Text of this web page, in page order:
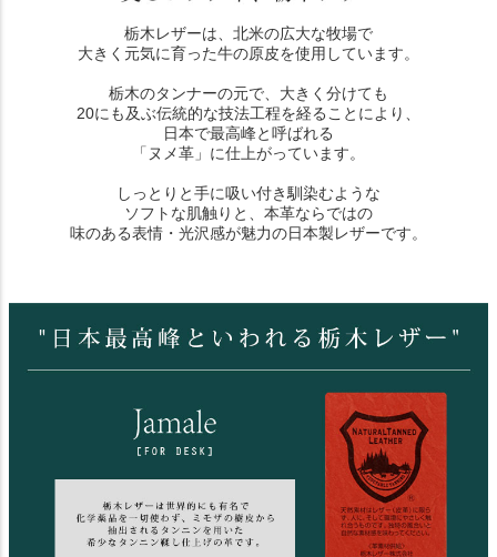
栃木レザーは、北米の広大な牧場で
大きく元気に育った牛の原皮を使用しています。
栃木のタンナーの元で、大きく分けても
20にも及ぶ伝統的な技法工程を経ることにより、
日本で最高峰と呼ばれる
「ヌメ革」に仕上がっています。
しっとりと手に吸い付き馴染むような
ソフトな肌触りと、本革ならではの
味のある表情・光沢感が魅力の日本製レザーです。